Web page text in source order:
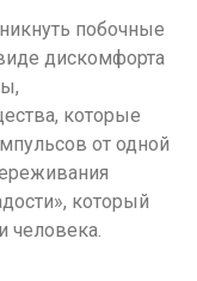
побочные
дискомфорта
которые
от одной
который
человека.